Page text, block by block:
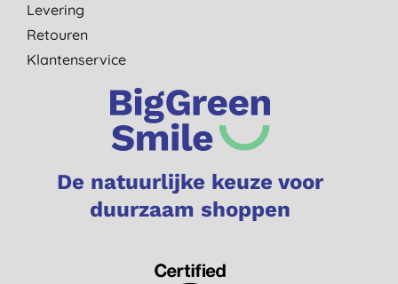
Levering
Retouren
Klantenservice
De natuurlijke keuze voor
duurzaam shoppen